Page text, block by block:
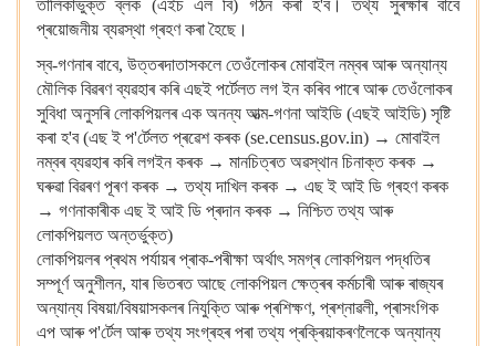
তালিকাভুক্ত ব্লক (এইচ এল বি) গঠন কৰা হ'ব। তথ্য সুৰক্ষাৰ বাবে
প্ৰয়োজনীয় ব্যৱস্থা গ্ৰহণ কৰা হৈছে।
স্ব-গণনাৰ বাবে, উত্তৰদাতাসকলে তেওঁলোকৰ মোবাইল নম্বৰ আৰু অন্যান্য
মৌলিক বিৱৰণ ব্যৱহাৰ কৰি এছই পৰ্টেলত লগ ইন কৰিব পাৰে আৰু তেওঁলোকৰ
সুবিধা অনুসৰি লোকপিয়লৰ এক অনন্য আত্ম-গণনা আইডি (এছই আইডি) সৃষ্টি
কৰা হ'ব (এছ ই প'ৰ্টেলত প্ৰৱেশ কৰক (se.census.gov.in) → মোবাইল
নম্বৰ ব্যৱহাৰ কৰি লগইন কৰক → মানচিত্ৰত অৱস্থান চিনাক্ত কৰক →
ঘৰুৱা বিৱৰণ পূৰণ কৰক → তথ্য দাখিল কৰক → এছ ই আই ডি গ্ৰহণ কৰক
→ গণনাকাৰীক এছ ই আই ডি প্ৰদান কৰক → নিশ্চিত তথ্য আৰু
লোকপিয়লত অন্তৰ্ভুক্ত)
লোকপিয়লৰ প্ৰথম পৰ্যায়ৰ প্ৰাক-পৰীক্ষা অৰ্থাৎ সমগ্ৰ লোকপিয়ল পদ্ধতিৰ
সম্পূৰ্ণ অনুশীলন, যাৰ ভিতৰত আছে লোকপিয়ল ক্ষেত্ৰৰ কৰ্মচাৰী আৰু ৰাজ্যৰ
অন্যান্য বিষয়া/বিষয়াসকলৰ নিযুক্তি আৰু প্ৰশিক্ষণ, প্ৰশ্নাৱলী, প্ৰাসংগিক
এপ আৰু প'ৰ্টেল আৰু তথ্য সংগ্ৰহৰ পৰা তথ্য প্ৰক্ৰিয়াকৰণলৈকে অন্যান্য